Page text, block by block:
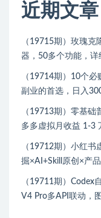
近期文章
（19715期）玫瑰
器，50多个功能，详
（19714期）10个
副业的首选，日入
（19713期）零基础
多多虚拟月收益 1-3
（19712期）小红
掘×AI+Skill原创×产
（19711期）Codex
V4 Pro多API联动，